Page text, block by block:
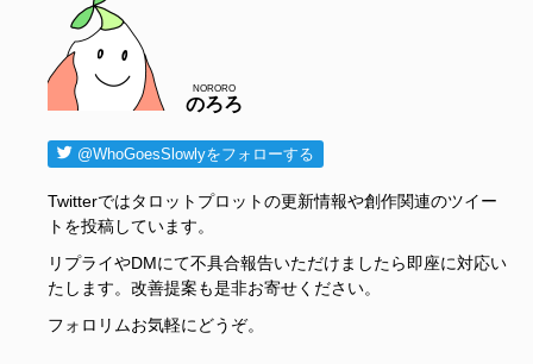
のろろ
NORORO
@WhoGoesSlowlyをフォローする
Twitterではタロットプロットの更新情報や創作関連のツイー
トを投稿しています。
リプライやDMにて不具合報告いただけましたら即座に対応い
たします。改善提案も是非お寄せください。
フォロリムお気軽にどうぞ。